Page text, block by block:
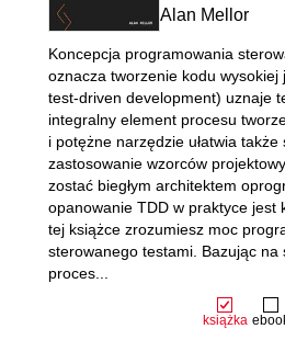
Alan Mellor
książka
Koncepcja programowania
oznacza tworzenie kodu wysokiej
test-driven development) uznaje
integralny element procesu
i potężne narzędzie ułatwia także
zastosowanie wzorców
zostać biegłym architektem
opanowanie TDD w praktyce jest
tej książce zrozumiesz moc
sterowanego testami. Bazując na
proces...